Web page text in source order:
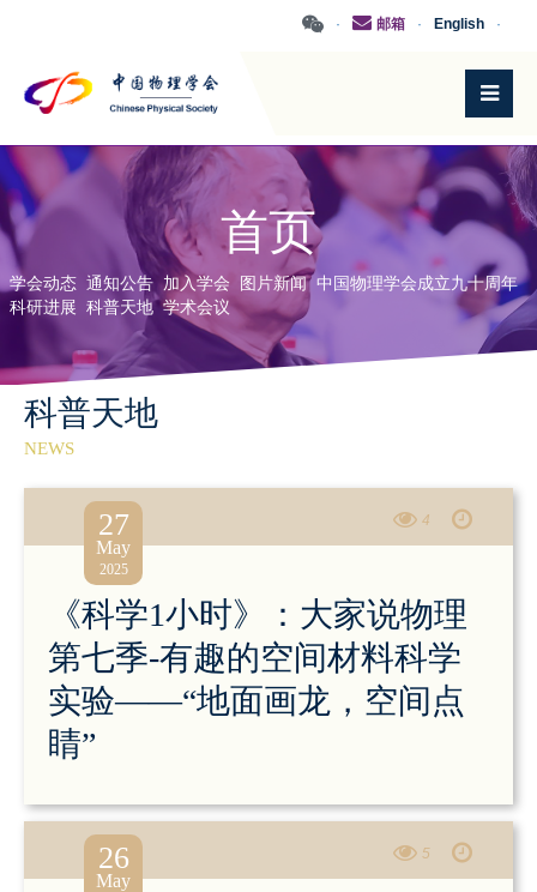
·
English
·
邮箱
·
首页
学会动态 通知公告 加入学会 图片新闻 中国物理学会成立九十周年
科研进展 科普天地 学术会议
科普天地
NEWS
4
《科学1小时》：大家说物理
第七季-有趣的空间材料科学
实验——“地面画龙，空间点
睛”
27
May
2025
5
26
May